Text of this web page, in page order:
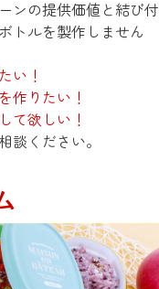
ンの提供価値と結び付
トルを製作しません
い！
作りたい！
て欲しい！
談ください。